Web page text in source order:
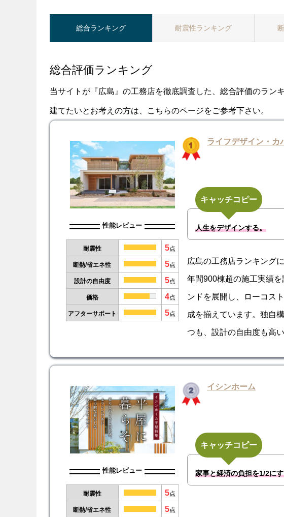
総合ランキング 耐震性ランキング
総合評価ランキング
当サイトが『広島』の工務店を徹底調査した、総合評価のラン
建てたいとお考えの方は、こちらのページをご参考下さい。
ライフデザイン・カ
性能レビュー
耐震性 5点
断熱/省エネ性 5点
設計の自由度 5点
価格 4点
アフターサポート 5点
キャッチコピー
人生をデザインする。
広島の工務店ランキング
年間900棟超の施工実績
ンドを展開し、ローコス
成を揃えています。独自
つも、設計の自由度も高
イシンホーム
性能レビュー
耐震性 5点
断熱/省エネ性 5点
キャッチコピー
家事と経済の負担を1/2に